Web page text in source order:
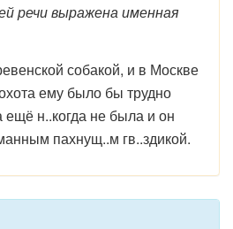
речи выражена именная
собакой, и в Москве
ему было бы трудно
н..когда не была и он
пахнущ..м гв..здикой.